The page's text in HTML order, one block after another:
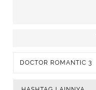
DOCTOR ROMANTIC 3